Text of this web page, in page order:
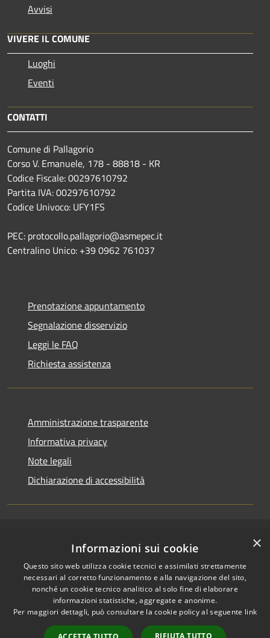
Avvisi
VIVERE IL COMUNE
Luoghi
Eventi
CONTATTI
Comune di Pallagorio
Corso V. Emanuele, 178 - 88818 - KR
Codice Fiscale: 00297610792
Partita IVA: 00297610792
Codice Univoco: UFY1FS
PEC: protocollo.pallagorio@asmepec.it
Centralino Unico: +39 0962 761037
Prenotazione appuntamento
Segnalazione disservizio
Leggi le FAQ
Richiesta assistenza
Amministrazione trasparente
Informativa privacy
Note legali
Dichiarazione di accessibilità
Privacy
Cookie
Mappa del sito
Firma digitale
Accesso Posta
Copyright © 2026 • Comune di
Pallagorio • Powered by
Municipium•Accesso
redazione
×
Informazioni sui cookie
Questo sito web utilizza cookie tecnici e assimilati strettamente
necessari al corretto funzionamento e alla navigazione del sito,
nonché un cookie tecnico analitico al solo fine di elaborare
informazioni statistiche, aggregate e anonime.
Per maggiori dettagli, può consultare la cookie policy al seguente link
RIFIUTA TUTTO